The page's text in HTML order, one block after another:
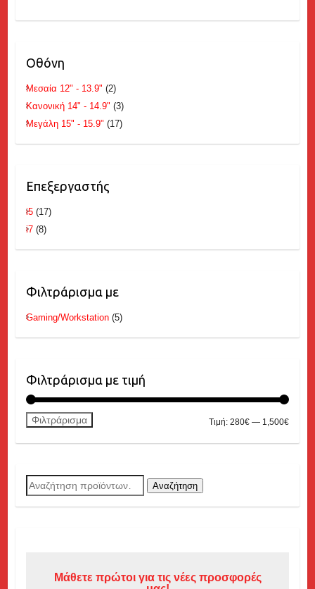
Οθόνη
Μεσαία 12" - 13.9" (2)
Κανονική 14" - 14.9" (3)
Μεγάλη 15" - 15.9" (17)
Επεξεργαστής
i5 (17)
i7 (8)
Φιλτράρισμα με
Gaming/Workstation (5)
Φιλτράρισμα με τιμή
τιμή
τιμή
Φιλτράρισμα Τιμή:280€ — 1,500€
Αναζήτηση
για:
Αναζήτηση
Μάθετε πρώτοι για τις νέες προσφορές